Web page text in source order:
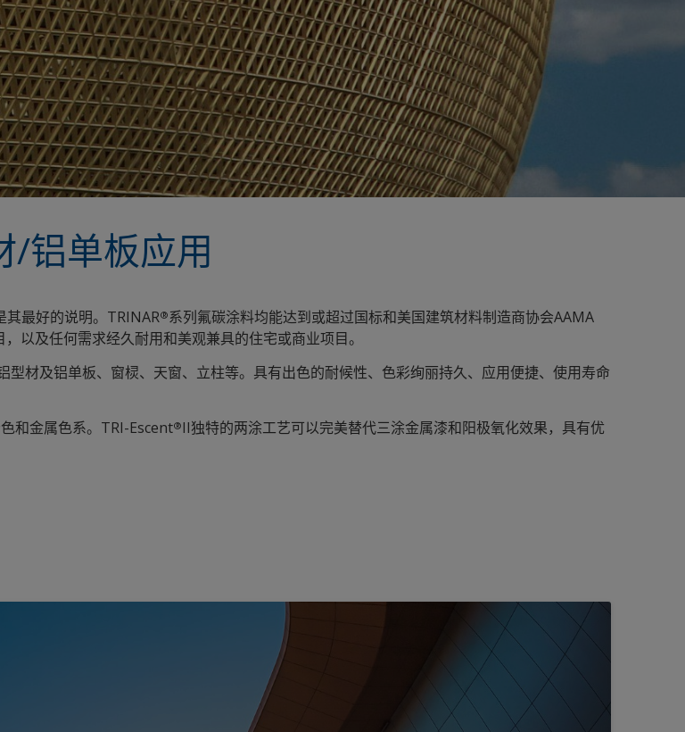
/铝单板应用
其最好的说明。TRINAR®系列氟碳涂料均能达到或超过国标和美国建筑材料制造商协会AAMA
以及任何需求经久耐用和美观兼具的住宅或商业项目。
材及铝单板、窗棂、天窗、立柱等。具有出色的耐候性、色彩绚丽持久、应用便捷、使用寿命
和金属色系。TRI-Escent®II独特的两涂工艺可以完美替代三涂金属漆和阳极氧化效果，具有优